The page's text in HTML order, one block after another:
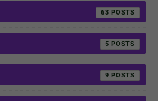
63
5
9